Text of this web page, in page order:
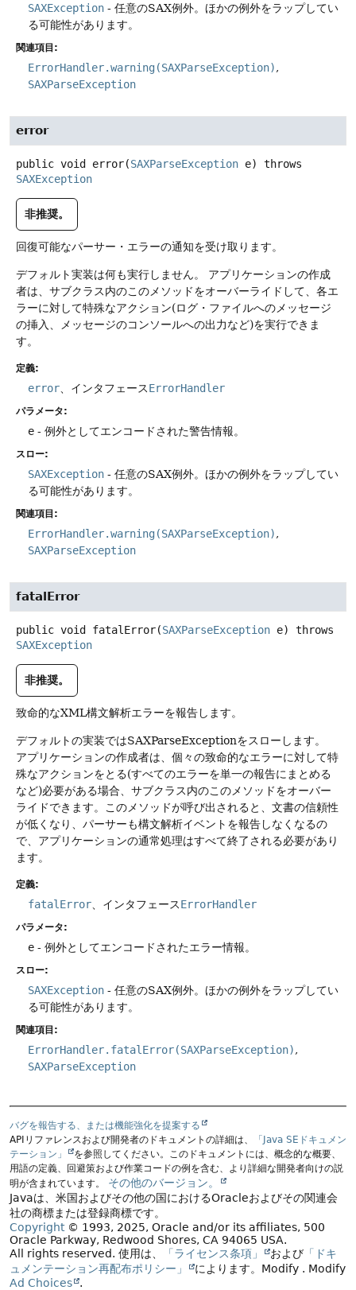
SAXException - 任意のSAX例外。ほかの例外をラップしてい
る可能性があります。
関連項目:
ErrorHandler.warning(SAXParseException)
SAXParseException
error
public void error(SAXParseException e)
throws
SAXException
非推奨。
回復可能なパーサー・エラーの通知を受け取ります。
デフォルト実装は何も実行しません。
アプリケーションの作成
者は、サブクラス内のこのメソッドをオーバーライドして、各エ
ラーに対して特殊なアクション(ログ・ファイルへのメッセージ
の挿入、メッセージのコンソールへの出力など)を実行できま
す。
定義:
error 、インタフェースErrorHandler
パラメータ:
e - 例外としてエンコードされた警告情報。
スロー:
SAXException - 任意のSAX例外。ほかの例外をラップしてい
る可能性があります。
関連項目:
ErrorHandler.warning(SAXParseException)
SAXParseException
fatalError
public void fatalError(SAXParseException e)
throws
SAXException
非推奨。
致命的なXML構文解析エラーを報告します。
デフォルトの実装ではSAXParseExceptionをスローします。
アプリケーションの作成者は、個々の致命的なエラーに対して特
殊なアクションをとる(すべてのエラーを単一の報告にまとめる
など)必要がある場合、サブクラス内のこのメソッドをオーバー
ライドできます。このメソッドが呼び出されると、文書の信頼性
が低くなり、パーサーも構文解析イベントを報告しなくなるの
で、アプリケーションの通常処理はすべて終了される必要があり
ます。
定義:
fatalError 、インタフェースErrorHandler
パラメータ:
e - 例外としてエンコードされたエラー情報。
スロー:
SAXException - 任意のSAX例外。ほかの例外をラップしてい
る可能性があります。
関連項目:
ErrorHandler.fatalError(SAXParseException)
SAXParseException
バグを報告する、または機能強化を提案する
APIリファレンスおよび開発者のドキュメントの詳細は、
「Java SEドキュメン
テーション」
を参照してください。このドキュメントには、概念的な概要、
用語の定義、回避策および作業コードの例を含む、より詳細な開発者向けの説
明が含まれています。
その他のバージョン。
Javaは、米国およびその他の国におけるOracleおよびその関連会
社の商標または登録商標です。
Copyright© 1993, 2025, Oracle and/or its affiliates, 500
Oracle Parkway, Redwood Shores, CA 94065 USA.
All rights reserved. 使用は、 「ライセンス条項」 および 「ドキ
ュメンテーション再配布ポリシー」
によります。 Modify . Modify
Ad Choices
.